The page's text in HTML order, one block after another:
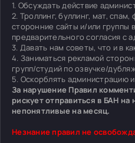
1. Обсуждать действие
2. Троллинг, буллинг, мат,
сторонние сайты и/или группы
предварительного согласия с
3. Давать нам советы, что и в
4. Заниматься рекламой
групп/студий по озвучке/
5. Оскорблять администрацию
За нарушение Правил
рискует отправиться в БАН
непонятливые на месяц.
Незнание правил не